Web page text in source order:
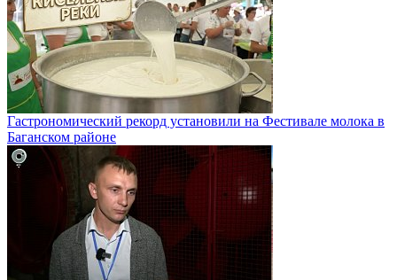
Гастрономический рекорд установили на Фестивале молока в
Баганском районе